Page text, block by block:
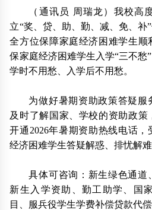
（通讯员 周瑞龙）我校高
立“奖、贷、助、勤、减、免、补
全方位保障家庭经济困难学生顺
保家庭经济困难学生入学“三不愁
学时不用愁、入学后不用愁。
为做好暑期资助政策答疑服
及时了解国家、学校的资助政策
开通2026年暑期资助热线电话
经济困难学生答疑解惑、排忧解难
具体可咨询：新生绿色通道
新生入学资助、勤工助学、国
目、服兵役学生学费补偿贷款代偿